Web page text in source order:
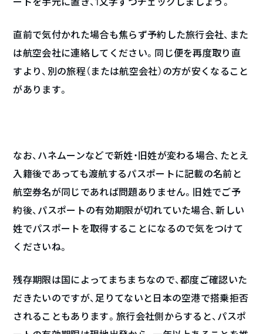
直前で気付かれた場合も焦らず予約した旅行会社、また
は航空会社に連絡してください。同じ便を再度取り直
すより、別の旅程（または航空会社）の方が安くなること
があります。
なお、ハネムーンなどで新姓・旧姓が変わる場合、たとえ
入籍後であっても渡航するパスポートに記載の名前と
航空券名が同じであれば問題ありません。旧姓でご予
約後、パスポートの有効期限が切れていた場合、新しい
姓でパスポートを取得することになるので気をつけて
くださいね。
残存期限は国によってまちまちなので、都度ご確認いた
だきたいのですが、足りてないと日本の空港で搭乗拒否
されることもあります。旅行会社側からすると、パスポ